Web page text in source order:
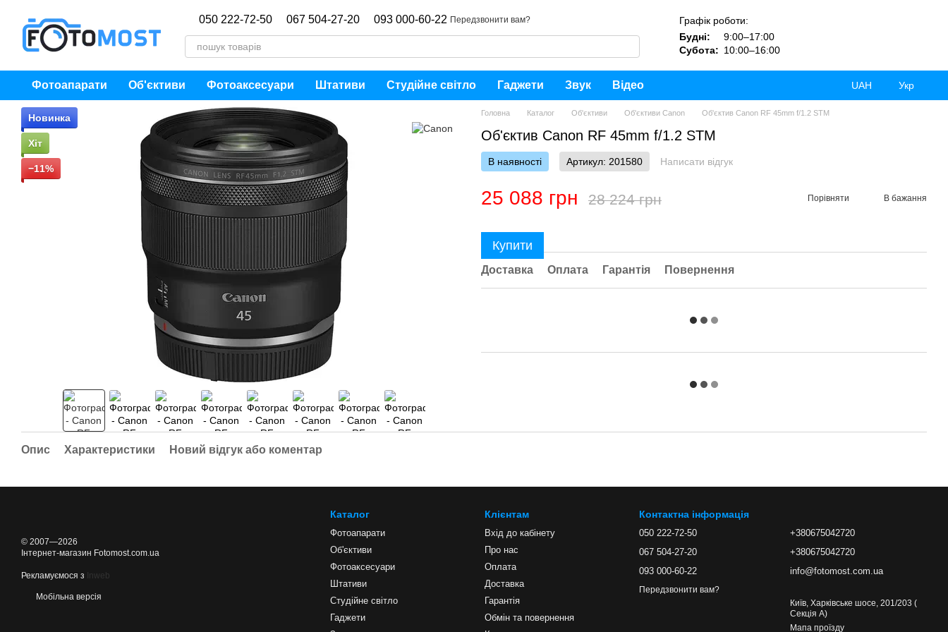
050 222-72-50 067 504-27-20 093 000-60-22 Передзвонити вам?
Графік роботи:
Будні:
9:00–17:00
Субота: 10:00–16:00
Фотоапарати Об'єктиви Фотоаксесуари Штативи Студійне світло Гаджети Звук Відео UAH Укр
Новинка
Хіт
−11%
Головна Каталог Об'єктиви Об'єктиви Canon Об'єктив Canon RF 45mm f/1.2 STM
Об'єктив Canon RF 45mm f/1.2 STM
В наявності Артикул: 201580 Написати відгук
25 088 грн 28 224 грн Порівняти В бажання
Купити
Доставка Оплата Гарантія Повернення
Опис Характеристики Новий відгук або коментар
© 2007—2026
Інтернет-магазин Fotomost.com.ua
Рекламуємося з Inweb
Мобільна версія
Каталог
Фотоапарати
Об'єктиви
Фотоаксесуари
Штативи
Студійне світло
Гаджети
Клієнтам
Вхід до кабінету
Про нас
Оплата
Доставка
Гарантія
Обмін та повернення
Контактна інформація
050 222-72-50
067 504-27-20
093 000-60-22
Передзвонити вам?
+380675042720
+380675042720
info@fotomost.com.ua
Київ, Харківське шосе, 201/203 (
Секція А)
Мапа проїзду